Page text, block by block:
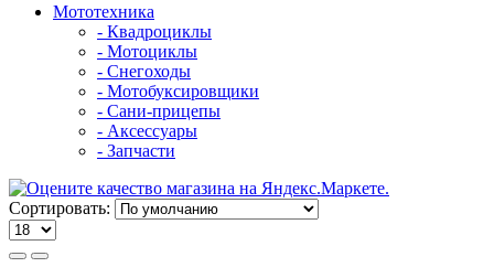
Мототехника
- Квадроциклы
- Мотоциклы
- Снегоходы
- Мотобуксировщики
- Сани-прицепы
- Аксессуары
- Запчасти
Сортировать: